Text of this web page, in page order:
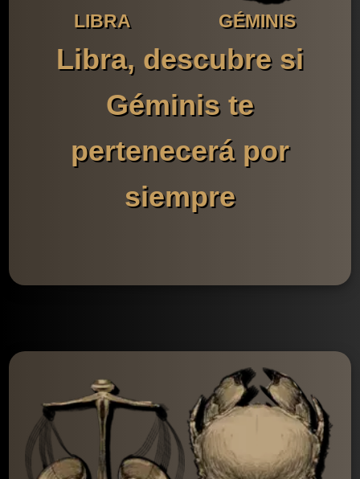
LIBRA GÉMINIS
Libra, descubre si
Géminis te
pertenecerá por
siempre